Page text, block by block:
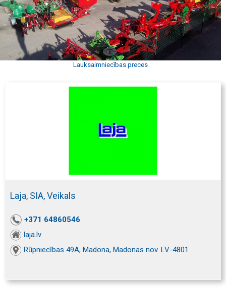
Lauksaimniecības preces
Laja, SIA, Veikals
+371 64860546
laja.lv
Rūpniecības 49A, Madona, Madonas nov. LV-4801